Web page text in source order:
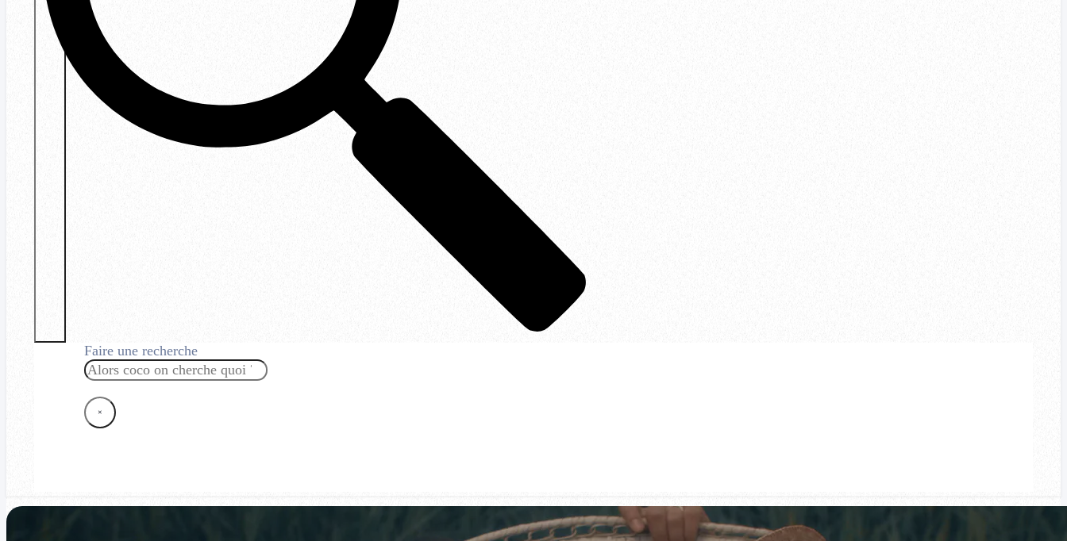
Faire une recherche
Rechercher
×